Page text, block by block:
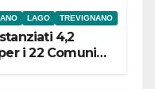
LAGO TREVIGNANO
4,2
i 22 Comuni